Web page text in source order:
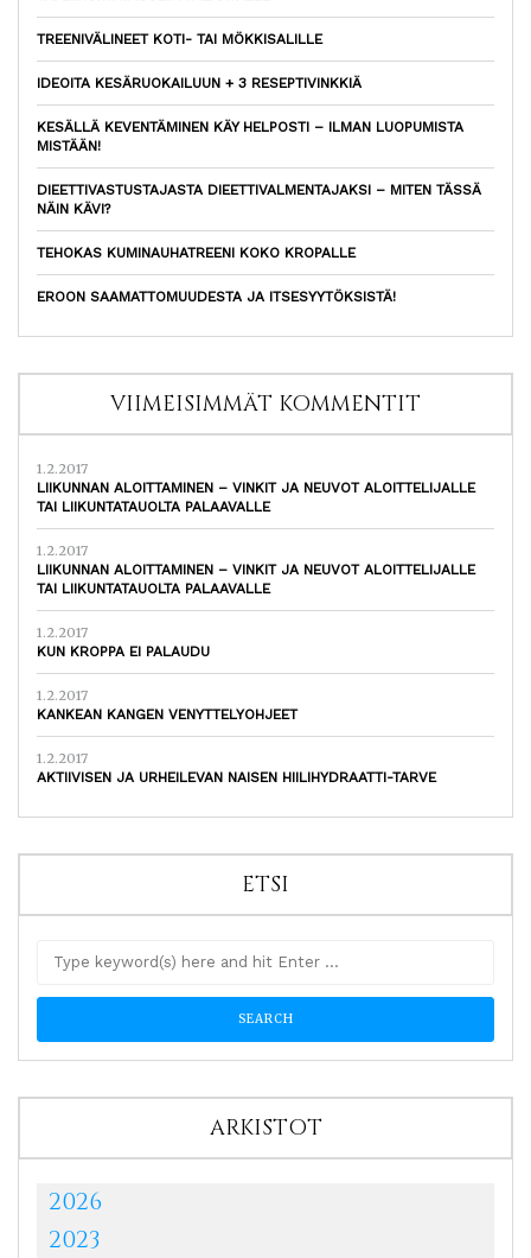
TREENIVÄLINEET KOTI- TAI MÖKKISALILLE
IDEOITA KESÄRUOKAILUUN + 3 RESEPTIVINKKIÄ
KESÄLLÄ KEVENTÄMINEN KÄY HELPOSTI – ILMAN LUOPUMISTA
MISTÄÄN!
DIEETTIVASTUSTAJASTA DIEETTIVALMENTAJAKSI – MITEN TÄSSÄ
NÄIN KÄVI?
TEHOKAS KUMINAUHATREENI KOKO KROPALLE
EROON SAAMATTOMUUDESTA JA ITSESYYTÖKSISTÄ!
VIIMEISIMMÄT KOMMENTIT
1.2.2017
LIIKUNNAN ALOITTAMINEN – VINKIT JA NEUVOT ALOITTELIJALLE
TAI LIIKUNTATAUOLTA PALAAVALLE
1.2.2017
LIIKUNNAN ALOITTAMINEN – VINKIT JA NEUVOT ALOITTELIJALLE
TAI LIIKUNTATAUOLTA PALAAVALLE
1.2.2017
KUN KROPPA EI PALAUDU
1.2.2017
KANKEAN KANGEN VENYTTELYOHJEET
1.2.2017
AKTIIVISEN JA URHEILEVAN NAISEN HIILIHYDRAATTI-TARVE
ETSI
ARKISTOT
2026
2023